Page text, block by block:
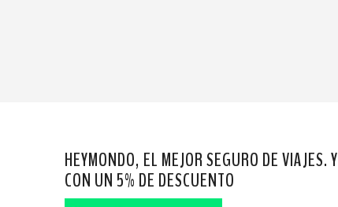
HEYMONDO, EL MEJOR SEGURO DE VIAJES. Y
CON UN 5% DE DESCUENTO